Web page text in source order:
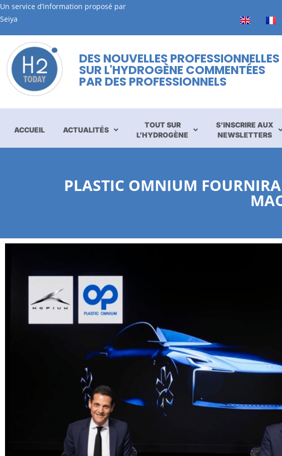
Un service d’information proposé par
Seiya
DES NOUVELLES PROFESSIONNELLES
SUR L'HYDROGÈNE COMMENTÉES
PAR DES PROFESSIONNELS
ACCUEIL ACTUALITÉS
TOUT SUR
L’HYDROGÈNE
S’INSCRIRE AUX
NEWSLETTERS
PLASTIC OMNIUM FOURNIRA